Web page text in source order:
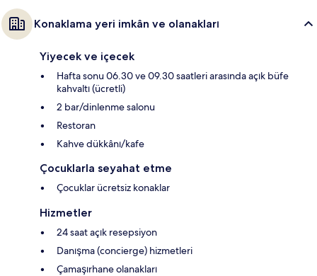
Konaklama yeri imkân ve olanakları
Yiyecek ve içecek
Hafta sonu 06.30 ve 09.30 saatleri arasında açık büfe
kahvaltı (ücretli)
2 bar/dinlenme salonu
Restoran
Kahve dükkânı/kafe
Çocuklarla seyahat etme
Çocuklar ücretsiz konaklar
Hizmetler
24 saat açık resepsiyon
Danışma (concierge) hizmetleri
Çamaşırhane olanakları